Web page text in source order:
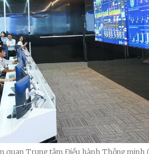
Trung tâm Điều hành Thông minh